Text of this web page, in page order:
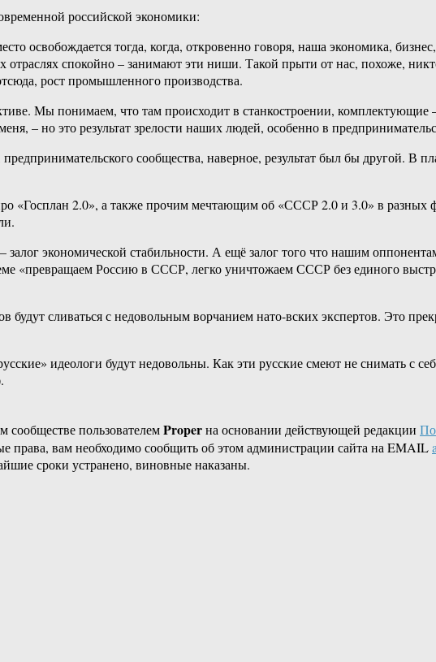
российской экономики:
освобождается тогда, когда, откровенно говоря, наша экономика,
отраслях спокойно – занимают эти ниши. Такой прыти от нас, похоже,
рост промышленного производства.
Мы понимаем, что там происходит в станкостроении, комплектующие
– но это результат зрелости наших людей, особенно в
сообщества, наверное, результат был бы другой. В
«Госплан 2.0», а также прочим мечтающим об «СССР 2.0 и 3.0» в разных
экономической стабильности. А ещё залог того что нашим
«превращаем Россию в СССР, легко уничтожаем СССР без единого
будут сливаться с недовольным ворчанием нато-вских экспертов. Это
идеологи будут недовольны. Как эти русские смеют не снимать с
сообществе пользователемProperна основании действующей редакции
права, вам необходимо сообщить об этом администрации сайта на EMAIL
сроки устранено, виновные наказаны.